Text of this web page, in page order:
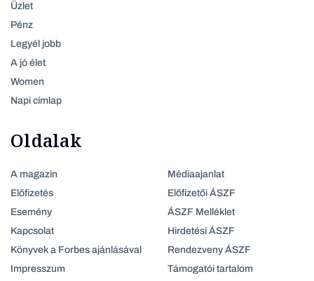
Üzlet
Pénz
Legyél jobb
A jó élet
Women
Napi címlap
Oldalak
A magazin
Előfizetés
Esemény
Kapcsolat
Könyvek a Forbes ajánlásával
Impresszum
Médiaajanlat
Előfizetői ÁSZF
ÁSZF Melléklet
Hirdetési ÁSZF
Rendezveny ÁSZF
Támogatói tartalom